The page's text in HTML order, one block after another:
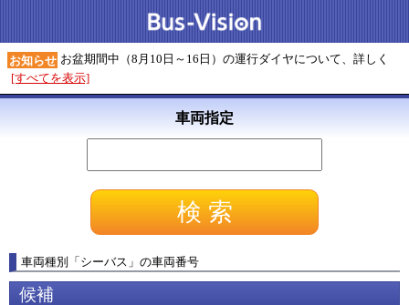
お知らせ お盆期間中（8月10日～16日）の運行ダイヤについて、詳しく
[すべてを表示]
車両指定
車両種別 「シーバス 」 の車両番号
候補